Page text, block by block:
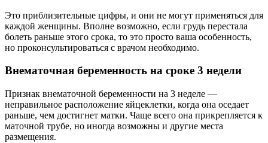
Это приблизительные цифры, и они не могут применяться для
каждой женщины. Вполне возможно, если грудь перестала
болеть раньше этого срока, то это просто ваша особенность,
но проконсультироваться с врачом необходимо.
Внематочная беременность на сроке 3 недели
Признак внематочной беременности на 3 неделе —
неправильное расположение яйцеклетки, когда она оседает
раньше, чем достигнет матки. Чаще всего она прикрепляется к
маточной трубе, но иногда возможны и другие места
размещения.